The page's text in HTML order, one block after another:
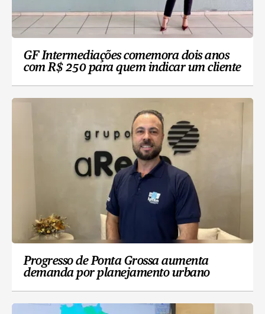
GF Intermediações comemora dois anos
com R$ 250 para quem indicar um cliente
Progresso de Ponta Grossa aumenta
demanda por planejamento urbano